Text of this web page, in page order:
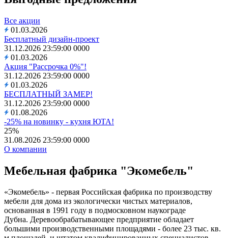
Все акции
01.03.2026
Бесплатный дизайн-проект
31.12.2026 23:59:00 0000
01.03.2026
Акция "Рассрочка 0%"!
31.12.2026 23:59:00 0000
01.03.2026
БЕСПЛАТНЫЙ ЗАМЕР!
31.12.2026 23:59:00 0000
01.08.2026
-25% на новинку - кухня ЮТА!
25%
31.08.2026 23:59:00 0000
О компании
Мебельная фабрика "Экомебель"
«Экомебель» - первая Российская фабрика по производству
мебели для дома из экологически чистых материалов,
основанная в 1991 году в подмосковном наукограде
Дубна. Деревообрабатывающее предприятие обладает
большими производственными площадями - более 23 тыс. кв.